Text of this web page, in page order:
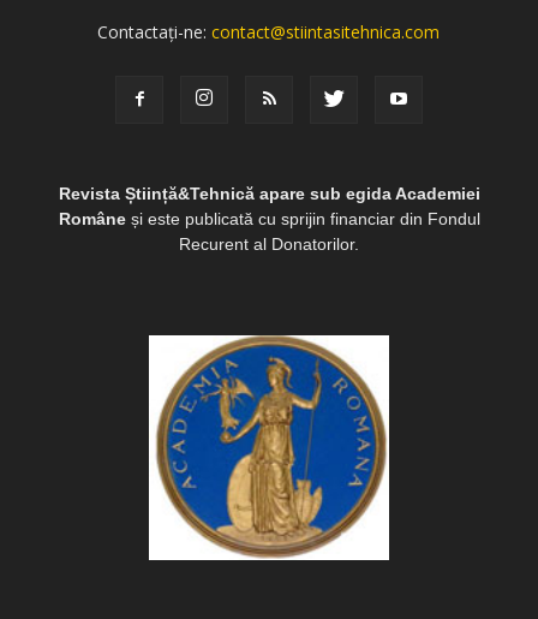
Contactați-ne:contact@stiintasitehnica.com
Revista Știință&Tehnică apare sub egida Academiei
Româneși este publicată cu sprijin financiar din Fondul
Recurent al Donatorilor.